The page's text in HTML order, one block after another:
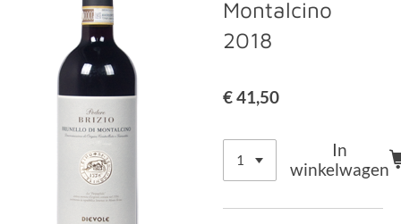
Montalcino
2018
€ 41,50
In
winkelwagen